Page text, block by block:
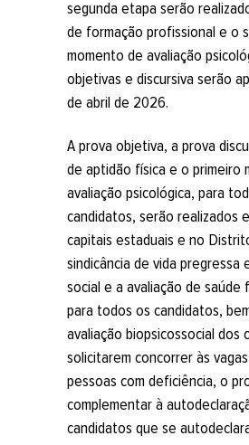
segunda etapa serão
de formação profissional e o
momento de avaliação
objetivas e discursiva serão
de abril de 2026.
A prova objetiva, a prova
de aptidão física e o primeiro
avaliação psicológica, para
candidatos, serão realizados
capitais estaduais e no
sindicância de vida pregressa
social e a avaliação de saúde
para todos os candidatos,
avaliação biopsicossocial dos
solicitarem concorrer às
pessoas com deficiência, o
complementar à
candidatos que se